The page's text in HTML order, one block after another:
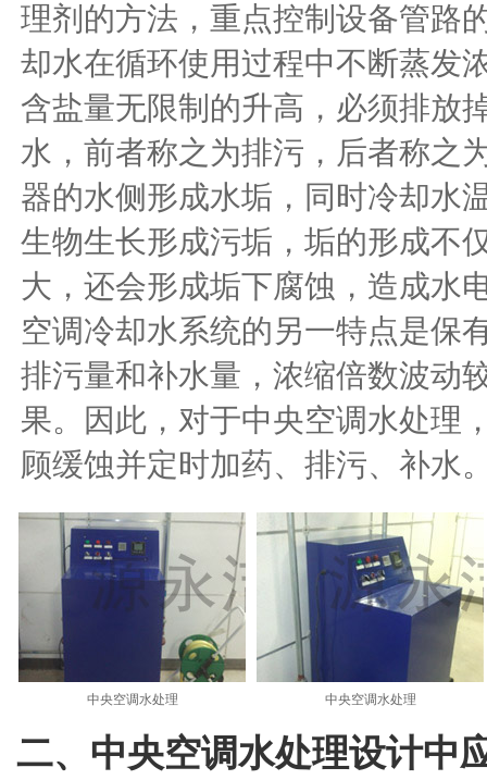
理剂的方法，重点控制设备管路
却水在循环使用过程中不断蒸发
含盐量无限制的升高，必须排放
水，前者称之为排污，后者称之
器的水侧形成水垢，同时冷却水
生物生长形成污垢，垢的形成不
大，还会形成垢下腐蚀，造成水
空调冷却水系统的另一特点是保
排污量和补水量，浓缩倍数波动
果。因此，对于中央空调水处理
顾缓蚀并定时加药、排污、补水
中央空调水处理 中央空调水处理
二、中央空调水处理设计中